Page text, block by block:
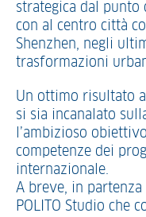
strategica dal
con al centro città
Shenzhen, negli
trasformazioni
Un ottimo risultato a
si sia incanalato
l’ambizioso
competenze dei
internazionale.
A breve, in
POLITO Studio che